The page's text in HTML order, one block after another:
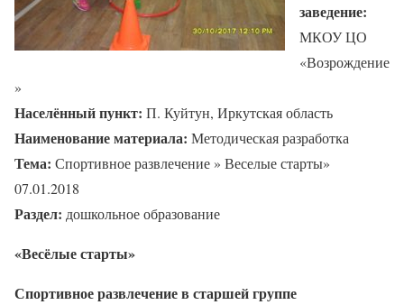
заведение:
МКОУ ЦО
«Возрождение
»
Населённый пункт: П. Куйтун, Иркутская область
Наименование материала: Методическая разработка
Тема: Спортивное развлечение » Веселые старты»
07.01.2018
Раздел: дошкольное образование
«Весёлые старты»
Спортивное развлечение в старшей группе